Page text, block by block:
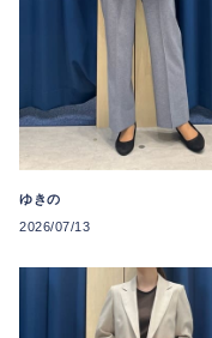
ゆきの
2026/07/13